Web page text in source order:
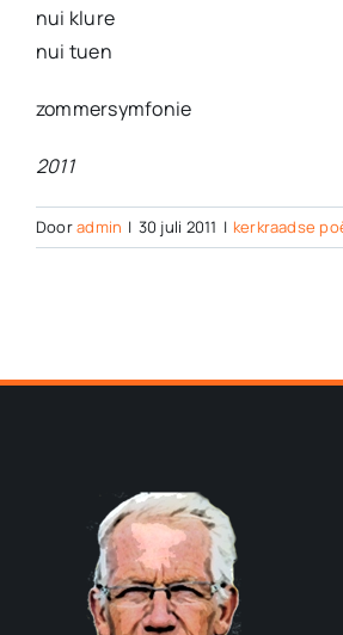
nui klure
nui tuen
zommersymfonie
2011
Dooradmin | 30 juli 2011 | kerkraadse